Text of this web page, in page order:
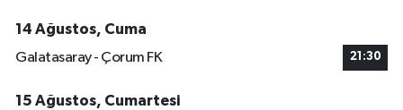
14 Ağustos, Cuma
Galatasaray - Çorum FK
21:30
15 Ağustos, Cumartesi